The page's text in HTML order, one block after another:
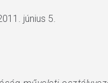
június 5.